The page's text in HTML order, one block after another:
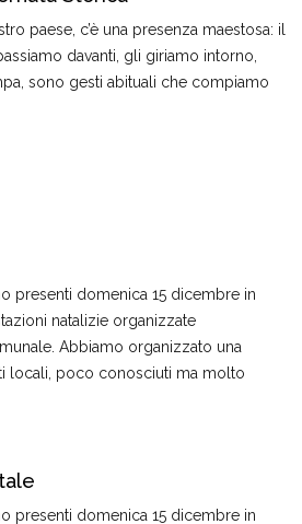
paese, c’è una presenza maestosa: il
davanti, gli giriamo intorno,
sono gesti abituali che compiamo
presenti domenica 15 dicembre in
natalizie organizzate
Abbiamo organizzato una
locali, poco conosciuti ma molto
presenti domenica 15 dicembre in